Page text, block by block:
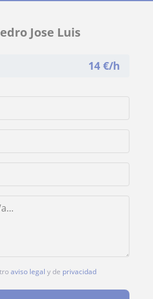
Jose Luis
14 €/h
aviso legal y de privacidad